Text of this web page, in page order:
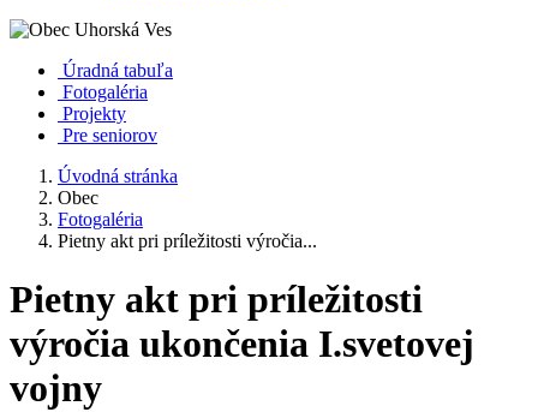
Úradná tabuľa
Fotogaléria
Projekty
Pre seniorov
Úvodná stránka
Obec
Fotogaléria
Pietny akt pri príležitosti výročia...
Pietny akt pri príležitosti
výročia ukončenia I.svetovej
vojny